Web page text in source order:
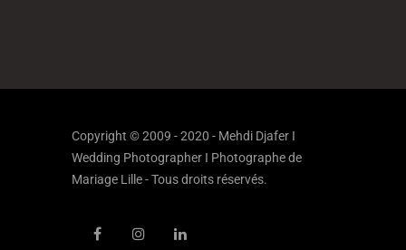
Copyright © 2009 - 2020 - Mehdi Djafer I
Wedding Photographer I Photographe de
Mariage Lille - Tous droits réservés.